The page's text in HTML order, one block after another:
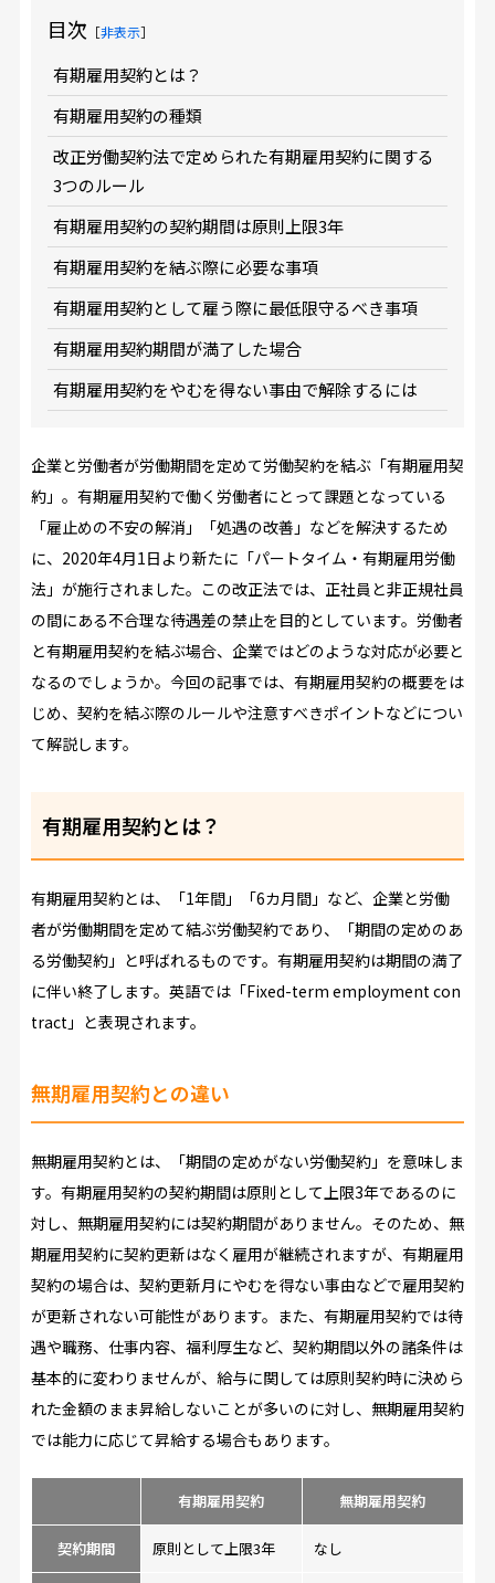
目次 ［非表示］
有期雇用契約とは？
有期雇用契約の種類
改正労働契約法で定められた有期雇用契約に関する
3つのルール
有期雇用契約の契約期間は原則上限3年
有期雇用契約を結ぶ際に必要な事項
有期雇用契約として雇う際に最低限守るべき事項
有期雇用契約期間が満了した場合
有期雇用契約をやむを得ない事由で解除するには
企業と労働者が労働期間を定めて労働契約を結ぶ「有期雇用契
約」。有期雇用契約で働く労働者にとって課題となっている
「雇止めの不安の解消」「処遇の改善」などを解決するため
に、2020年4月1日より新たに「パートタイム・有期雇用労働
法」が施行されました。この改正法では、正社員と非正規社員
の間にある不合理な待遇差の禁止を目的としています。労働者
と有期雇用契約を結ぶ場合、企業ではどのような対応が必要と
なるのでしょうか。今回の記事では、有期雇用契約の概要をは
じめ、契約を結ぶ際のルールや注意すべきポイントなどについ
て解説します。
有期雇用契約とは？
有期雇用契約とは、「1年間」「6カ月間」など、企業と労働
者が労働期間を定めて結ぶ労働契約であり、「期間の定めのあ
る労働契約」と呼ばれるものです。有期雇用契約は期間の満了
に伴い終了します。英語では「Fixed-term employment con
tract」と表現されます。
無期雇用契約との違い
無期雇用契約とは、「期間の定めがない労働契約」を意味しま
す。有期雇用契約の契約期間は原則として上限3年であるのに
対し、無期雇用契約には契約期間がありません。そのため、無
期雇用契約に契約更新はなく雇用が継続されますが、有期雇用
契約の場合は、契約更新月にやむを得ない事由などで雇用契約
が更新されない可能性があります。また、有期雇用契約では待
遇や職務、仕事内容、福利厚生など、契約期間以外の諸条件は
基本的に変わりませんが、給与に関しては原則契約時に決めら
れた金額のまま昇給しないことが多いのに対し、無期雇用契約
では能力に応じて昇給する場合もあります。
有期雇用契約 無期雇用契約
契約期間 原則として上限3年 なし